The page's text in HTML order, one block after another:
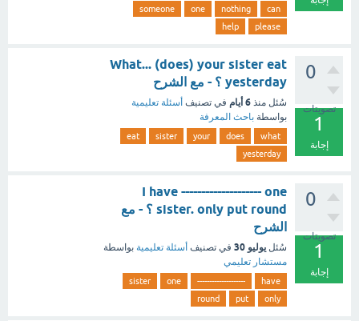
can
nothing
one
someone
please
help
0
تصويتات
1
إجابة
What... (does) your sister eat
yesterday ؟ - مع الشرح
سُئل منذ 6 أيام في تصنيف أسئلة تعليمية
بواسطة باحث المعرفة
what
does
your
sister
eat
yesterday
0
تصويتات
1
إجابة
I have -------------------- one
sister. only put round ؟ - مع
الشرح
سُئل يوليو 30 في تصنيف أسئلة تعليمية بواسطة
مستشار تعليمي
have
--------------------
one
sister
only
put
round